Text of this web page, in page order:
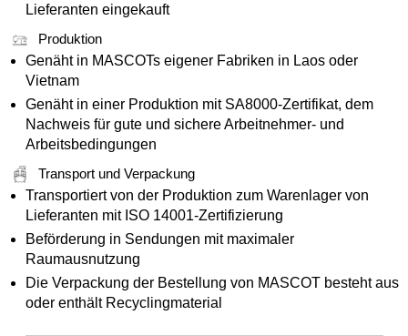
Lieferanten eingekauft
Produktion
Genäht in MASCOTs eigener Fabriken in Laos oder
Vietnam
Genäht in einer Produktion mit SA8000-Zertifikat, dem
Nachweis für gute und sichere Arbeitnehmer- und
Arbeitsbedingungen
Transport und Verpackung
Transportiert von der Produktion zum Warenlager von
Lieferanten mit ISO 14001-Zertifizierung
Beförderung in Sendungen mit maximaler
Raumausnutzung
Die Verpackung der Bestellung von MASCOT besteht aus
oder enthält Recyclingmaterial